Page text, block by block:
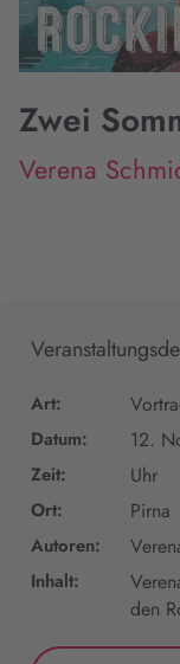
Zwei
Verena
Art:
Datum: 12.
Zeit: Uhr
Ort: Pirna
Autoren:
Inhalt:
den